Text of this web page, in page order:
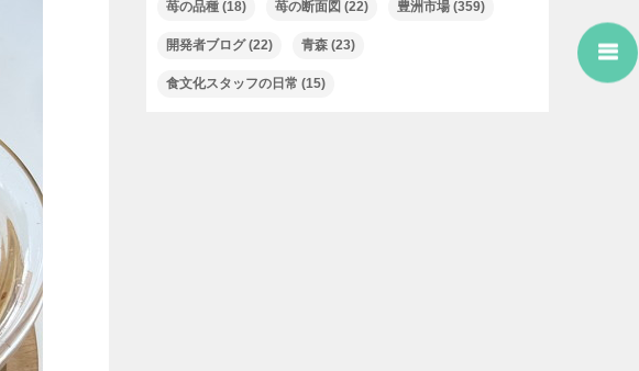
苺の品種 (18) 苺の断面図 (22) 豊洲市場 (359)
開発者ブログ(22) 青森 (23)
食文化スタッフの日常 (15)